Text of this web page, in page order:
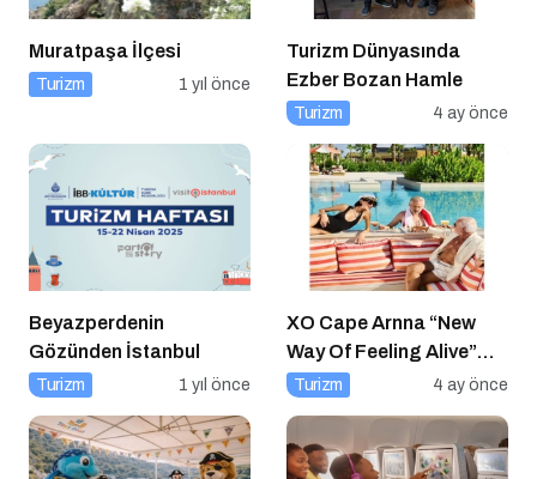
Muratpaşa İlçesi
Turizm 1 yıl önce
Turizm Dünyasında
Ezber Bozan Hamle
Turizm 4 ay önce
Beyazperdenin
Gözünden İstanbul
Turizm 1 yıl önce
XO Cape Arnna “New
Way Of Feeling Alive”
Mottosuyla 2026 Yaz
Turizm 4 ay önce